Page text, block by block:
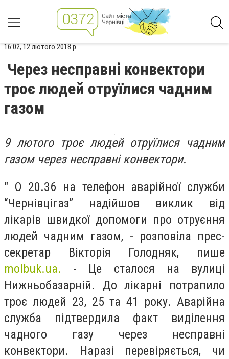
16:02, 12 лютого 2018 р.
Через несправні конвектори
троє людей отруїлися чадним
газом
9 лютого троє людей отруїлися чадним
газом через несправні конвектори.
" О 20.36 на телефон аварійної служби
“Чернівцігаз” надійшов виклик від
лікарів швидкої допомоги про отруєння
людей чадним газом, - розповіла прес-
секретар Вікторія Голодняк, пише
molbuk.ua. - Це сталося на вулиці
Нижньобазарній. До лікарні потрапило
троє людей 23, 25 та 41 року. Аварійна
служба підтвердила факт виділення
чадного газу через несправні
конвектори. Наразі перевіряється, чи